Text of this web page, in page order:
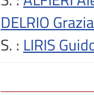
DELRIO
S. : LIRIS